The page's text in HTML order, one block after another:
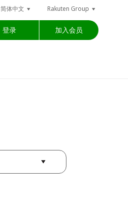
简体中文 Rakuten Group
登录 加入会员